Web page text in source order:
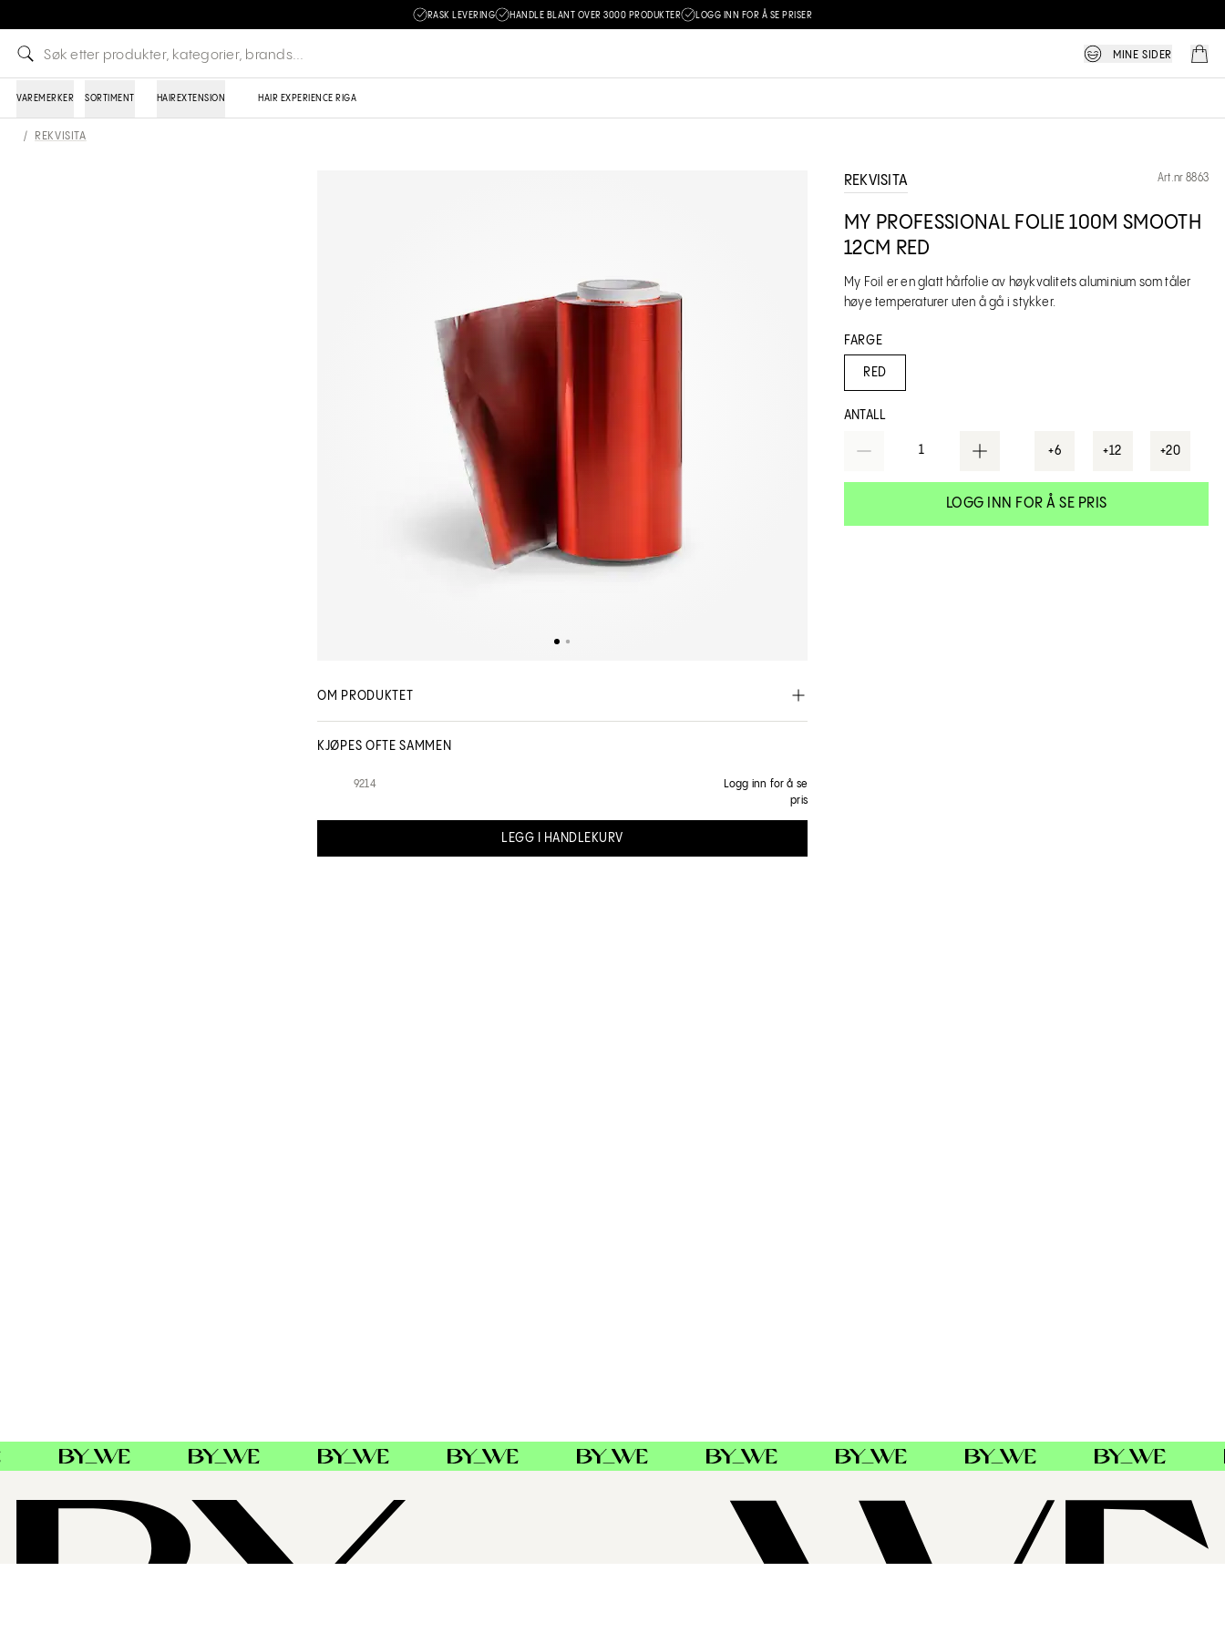
RASK LEVERING HANDLE BLANT OVER 3000 PRODUKTER LOGG INN FOR Å SE PRISER
MINE SIDER
VAREMERKER SORTIMENT HAIREXTENSION HAIR EXPERIENCE RIGA
/ REKVISITA
OM PRODUKTET
KJØPES OFTE SAMMEN
9214
Logg inn for å se
pris
LEGG I HANDLEKURV
REKVISITA Art.nr 8863
MY PROFESSIONAL FOLIE 100M SMOOTH
12CM RED
My Foil er en glatt hårfolie av høykvalitets aluminium som tåler
høye temperaturer uten å gå i stykker.
FARGE
RED
ANTALL
1 +6 +12 +20
LOGG INN FOR Å SE PRIS